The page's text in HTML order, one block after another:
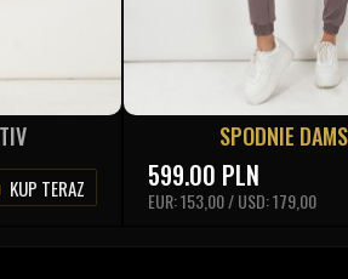
KUP TERAZ
SPODNIE
599.00 PLN
EUR: 153,00 / USD: 179,00